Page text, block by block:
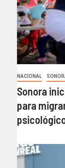
NACIONAL
Sonora
para